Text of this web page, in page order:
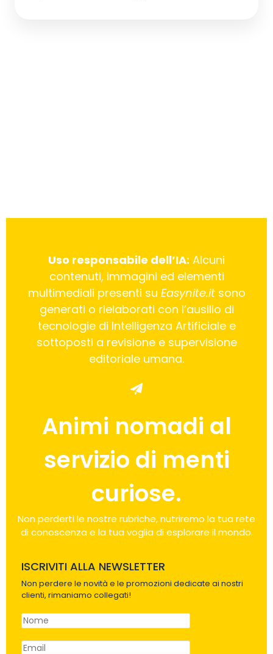
Uso responsabile dell’IA: Alcuni
contenuti, immagini ed elementi
multimediali presenti su Easynite.itsono
generati o rielaborati con l’ausilio di
tecnologie di Intelligenza Artificiale e
sottoposti a revisione e supervisione
editoriale umana.
Animi nomadi al
servizio di menti
curiose.
Non perderti le nostre rubriche, nutriremo la tua rete
di conoscenza e la tua voglia di esplorare il mondo.
ISCRIVITI ALLA NEWSLETTER
Non perdere le novità e le promozioni dedicate ai nostri
clienti, rimaniamo collegati!